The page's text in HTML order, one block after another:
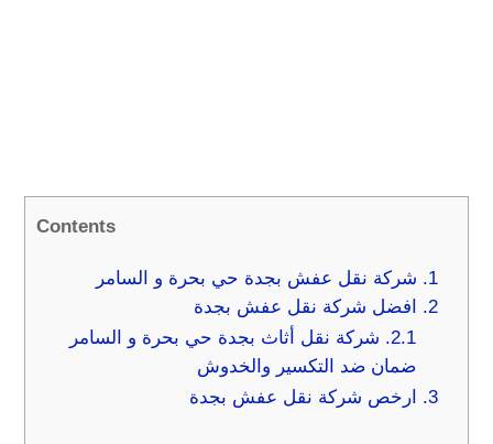
Contents
1.
شركة نقل عفش بجدة حي بحرة و السامر
2.
افضل شركة نقل عفش بجدة
2.1. شركة نقل أثاث بجدة حي بحرة و السامر
ضمان ضد التكسير والخدوش
3.
ارخص شركة نقل عفش بجدة